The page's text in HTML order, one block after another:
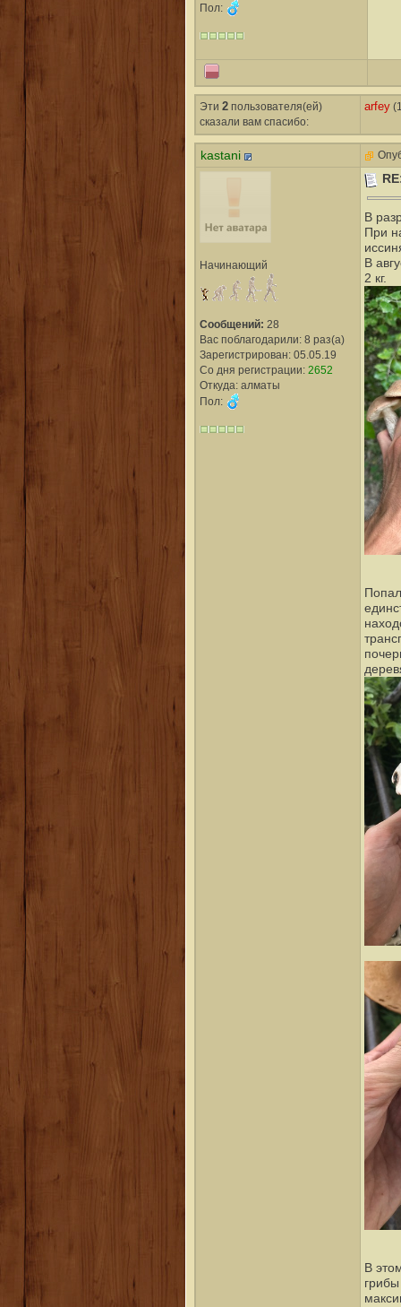
Пол:
Эти 2пользователя(ей)
сказали вам cпасибо:
arfey
kastani
Начинающий
Сообщений: 28
Вас поблагодарили: 8 раз(а)
Зарегистрирован: 05.05.19
Со дня регистрации: 2652
Откуда: алматы
Пол:
В
При
В
2 кг.
В